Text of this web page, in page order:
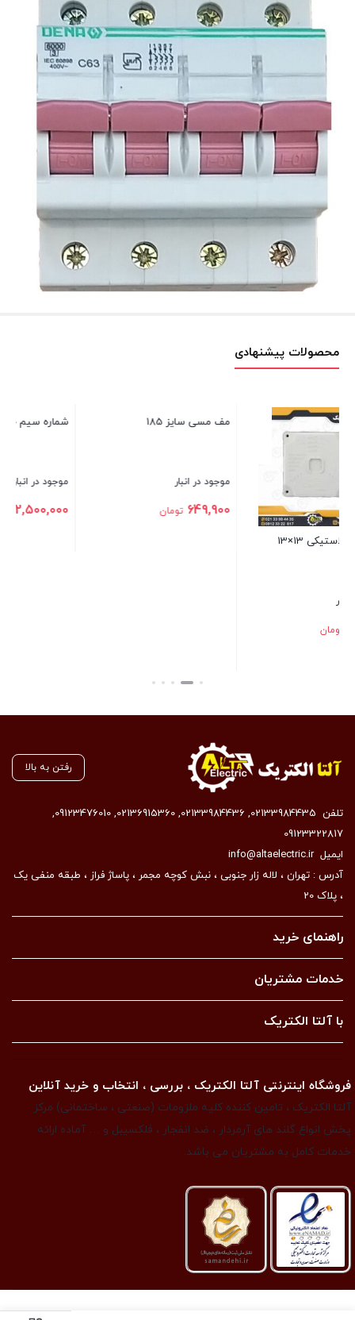
محصولات پیشنهادی
مف مسی سایز 185
649,900
شماره سیم حلقوی EC-3
2,500,000
رفتن به بالا
تلفن 02133984435
,
02133984436
,
02136915360
,
09123476010
,
09123322817
ایمیلinfo@altaelectric.ir
آدرس : تهران ، لاله زار جنوبی ، نبش کوچه مجمر ، پاساژ فراز ، طبقه منفی یک
، پلاک 20
راهنمای خرید
خدمات مشتریان
با آلتا الکتریک
فروشگاه اینترنتی آلتا الکتریک ، بررسی ، انتخاب و خرید آنلاین
آلتا الکتریک ، تامین کننده کلیه ملزومات (صنعتی ، ساختمانی) مرکز
پخش انواع گلند های آرمردار ، ضد انفجار ، فلکسیبل و … آماده ارائه
خدمات کامل به مشتریان می باشد.